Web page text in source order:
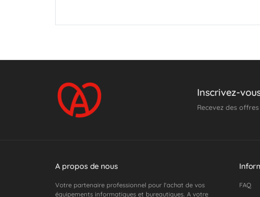
Inscrivez-
Recevez des
A propos de nous
Votre partenaire professionnel pour l'achat de vos
équipements informatiques et bureautiques. A votre
FAQ